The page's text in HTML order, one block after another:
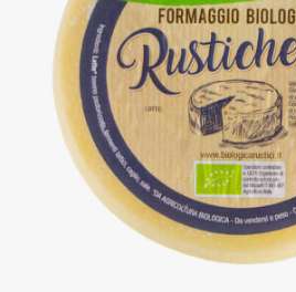
DETTAGLI